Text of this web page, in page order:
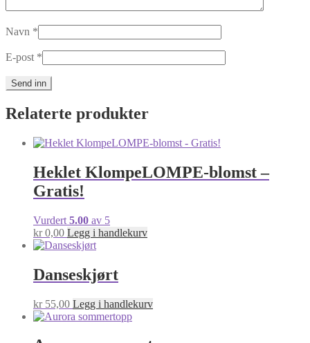
Navn *
E-post *
Relaterte produkter
Heklet KlompeLOMPE-blomst –
Gratis!
Vurdert 5.00 av 5
kr0,00 Legg i handlekurv
Danseskjørt
kr55,00 Legg i handlekurv